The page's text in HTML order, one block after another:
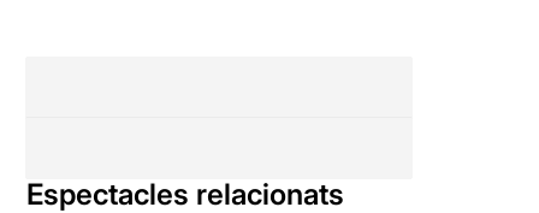
Espectacles relacionats